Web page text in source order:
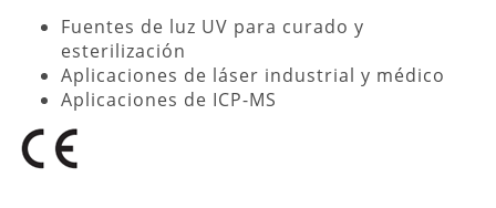
Fuentes de luz UV para curado y
esterilización
Aplicaciones de láser industrial y médico
Aplicaciones de ICP-MS